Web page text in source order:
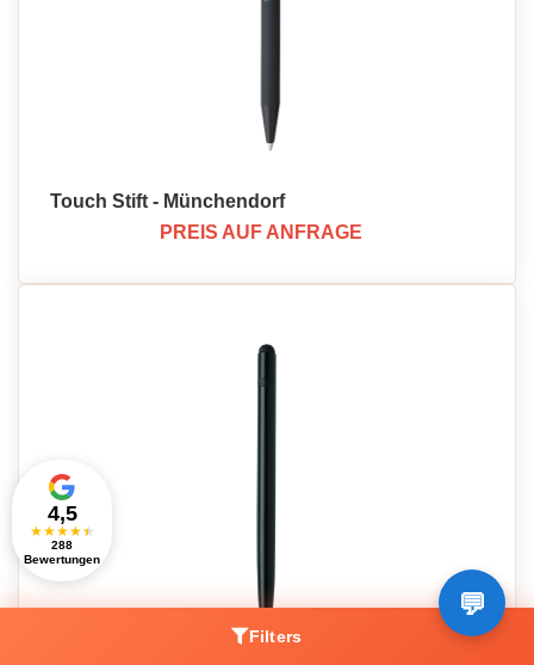
Touch Stift - Münchendorf
PREIS AUF ANFRAGE
Filters
4,5
★★★★★
288
Bewertungen